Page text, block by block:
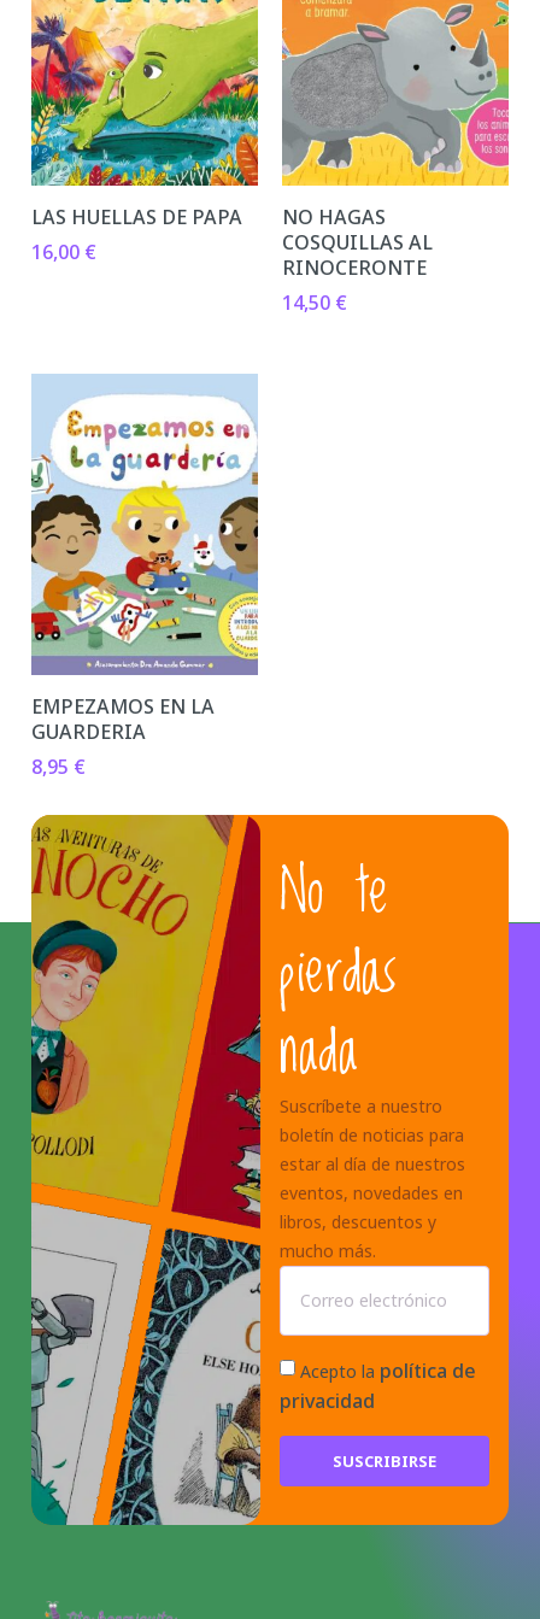
LAS HUELLAS DE PAPA
16,00 €
NO HAGAS
COSQUILLAS AL
RINOCERONTE
14,50 €
EMPEZAMOS EN LA
GUARDERIA
8,95 €
No te
pierdas
nada
Suscríbete a nuestro
boletín de noticias para
estar al día de nuestros
eventos, novedades en
libros, descuentos y
mucho más.
Acepto la política de
privacidad
SUSCRIBIRSE